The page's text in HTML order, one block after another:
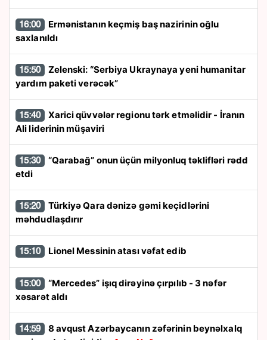
16:00
saxlanıldı
15:50
yardım paketi verəcək”
15:40
Ali liderinin müşaviri
15:30
etdi
15:20
məhdudlaşdırır
15:10 Lionel Messinin atası vəfat edib
15:00
xəsarət aldı
14:59